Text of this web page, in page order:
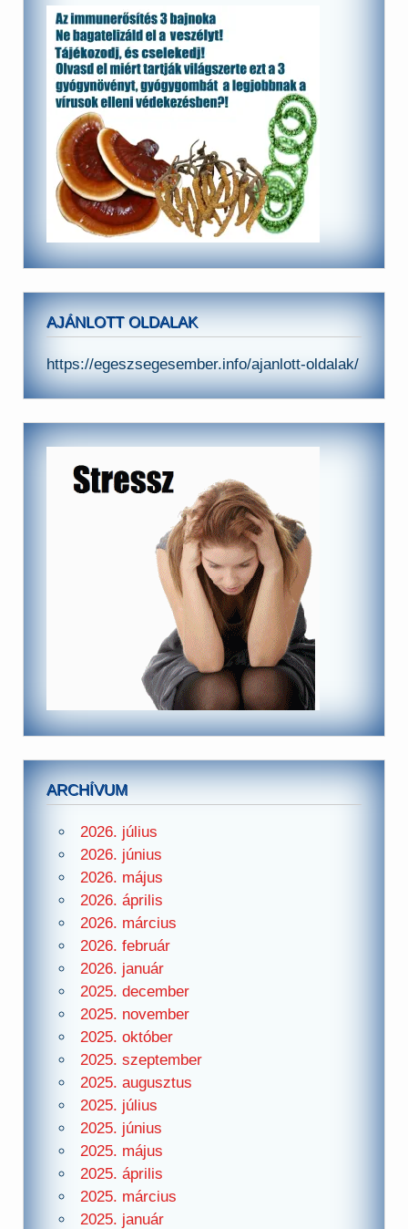
AJÁNLOTT OLDALAK
https://egeszsegesember.info/ajanlott-oldalak/
ARCHÍVUM
2026. július
2026. június
2026. május
2026. április
2026. március
2026. február
2026. január
2025. december
2025. november
2025. október
2025. szeptember
2025. augusztus
2025. július
2025. június
2025. május
2025. április
2025. március
2025. január